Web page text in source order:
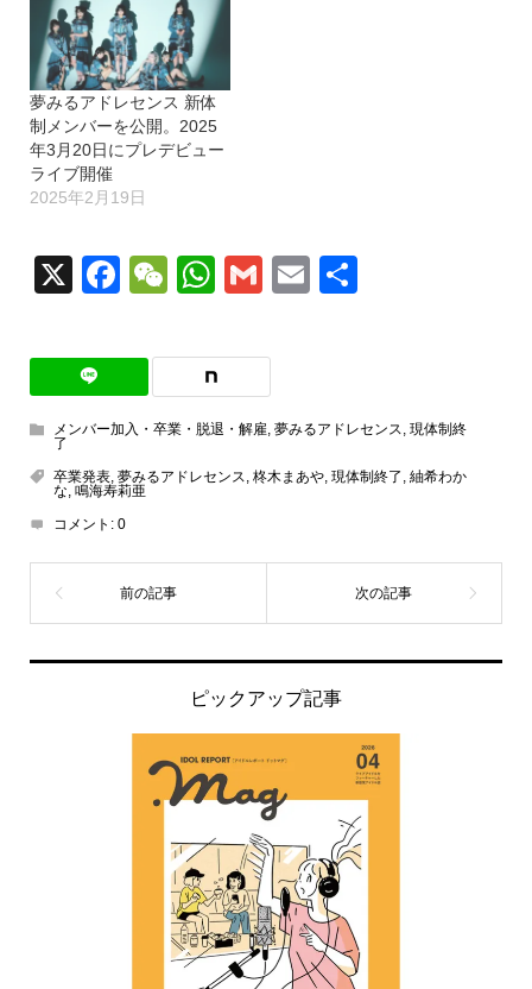
夢みるアドレセンス 新体
制メンバーを公開。2025
年3月20日にプレデビュー
ライブ開催
2025年2月19日
X Facebook
WeChat
WhatsApp
GmailEmail
メンバー加入・卒業・脱退・解雇, 夢みるアドレセンス 現体制終
了
卒業発表, 夢みるアドレセンス 柊木まあや, 現体制終了 紬希わか
な 鳴海寿莉亜
コメント: 0
ピックアップ記事